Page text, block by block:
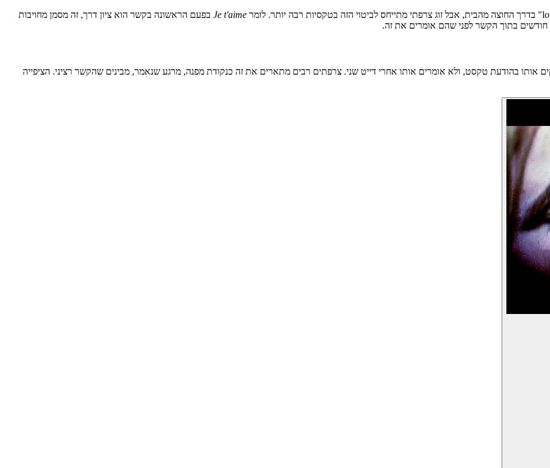
Je t'aime בפעם הראשונה בקשר הוא ציון דרך, זה מסמן מחויבות
בתוך הקשר לפני שהם אומרים את זה.
אותו בהודעת טקסט, ולא אומרים אותו אחרי דייט שני. צרפתים רבים מתארים את זה כנקודת מפנה, מרגע שנאמר, מבינים שהקשר רציני. הציפייה